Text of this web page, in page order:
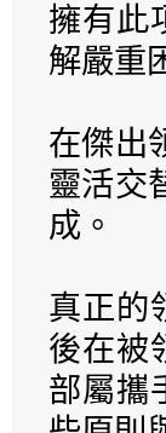
擁有此
解嚴重
在傑出
靈活交
成。
真正的
後在被
部屬攜